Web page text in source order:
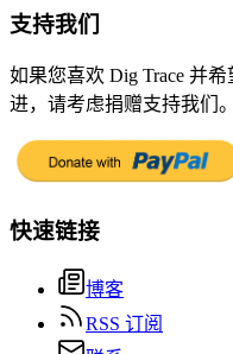
支持我们
如果您喜欢 Dig Trace 并
进，请考虑捐赠支持我们。
快速链接
博客
RSS 订阅